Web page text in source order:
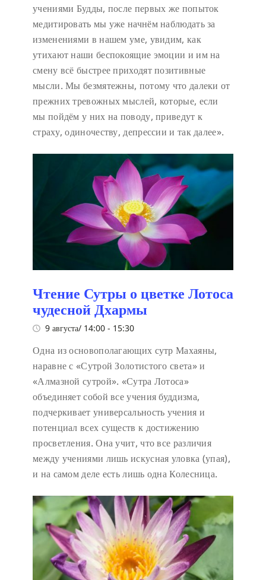
учениями Будды, после первых же попыток
медитировать мы уже начнём наблюдать за
изменениями в нашем уме, увидим, как
утихают наши беспокоящие эмоции и им на
смену всё быстрее приходят позитивные
мысли. Мы безмятежны, потому что далеки от
прежних тревожных мыслей, которые, если
мы пойдём у них на поводу, приведут к
страху, одиночеству, депрессии и так далее».
Чтение Сутры о цветке Лотоса
чудесной Дхармы
9 августа/ 14:00 - 15:30
Одна из основополагающих сутр Махаяны,
наравне с «Сутрой Золотистого света» и
«Алмазной сутрой». «Сутра Лотоса»
объединяет собой все учения буддизма,
подчеркивает универсальность учения и
потенциал всех существ к достижению
просветления. Она учит, что все различия
между учениями лишь искусная уловка (упая),
и на самом деле есть лишь одна Колесница.